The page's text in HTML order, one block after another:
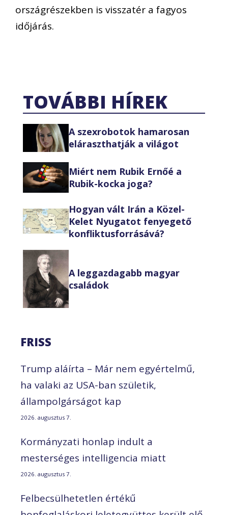
országrészekben is visszatér a fagyos
időjárás.
TOVÁBBI HÍREK
A szexrobotok hamarosan
eláraszthatják a világot
Miért nem Rubik Ernőé a
Rubik-kocka joga?
Hogyan vált Irán a Közel-
Kelet Nyugatot fenyegető
konfliktusforrásává?
A leggazdagabb magyar
családok
FRISS
Trump aláírta – Már nem egyértelmű,
ha valaki az USA-ban születik,
állampolgárságot kap
2026. augusztus 7.
Kormányzati honlap indult a
mesterséges intelligencia miatt
2026. augusztus 7.
Felbecsülhetetlen értékű